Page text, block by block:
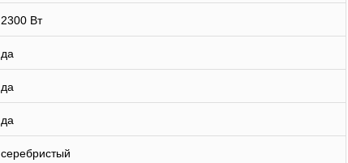
2300 Вт
да
да
да
серебристый